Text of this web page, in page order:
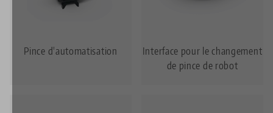
Pince d'automatisation
Interface pour le changement
de pince de robot